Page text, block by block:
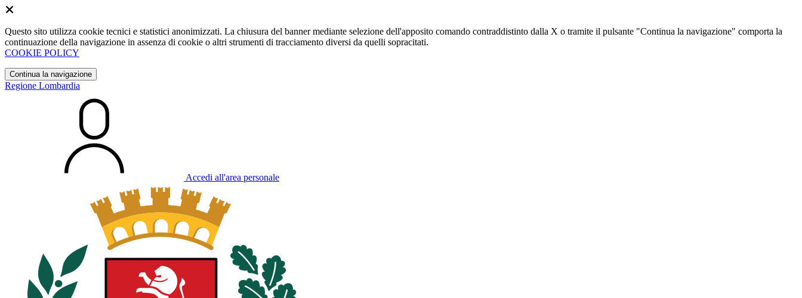
Questo sito utilizza cookie tecnici e statistici anonimizzati. La chiusura del banner mediante selezione dell'apposito comando contraddistinto dalla X o tramite il pulsante "Continua la navigazione" comporta la
continuazione della navigazione in assenza di cookie o altri strumenti di tracciamento diversi da quelli sopracitati.
COOKIE POLICY
Continua la navigazione
Regione Lombardia
Accedi all'area personale